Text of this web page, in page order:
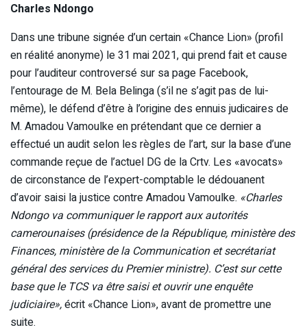
Charles Ndongo
Dans une tribune signée d’un certain «Chance Lion» (profil
en réalité anonyme) le 31 mai 2021, qui prend fait et cause
pour l’auditeur controversé sur sa page Facebook,
l’entourage de M. Bela Belinga (s’il ne s’agit pas de lui-
même), le défend d’être à l’origine des ennuis judicaires de
M. Amadou Vamoulke en prétendant que ce dernier a
effectué un audit selon les règles de l’art, sur la base d’une
commande reçue de l’actuel DG de la Crtv. Les «avocats»
de circonstance de l’expert-comptable le dédouanent
d’avoir saisi la justice contre Amadou Vamoulke. «Charles
Ndongo va communiquer le rapport aux autorités
camerounaises (présidence de la République, ministère des
Finances, ministère de la Communication et secrétariat
général des services du Premier ministre). C’est sur cette
base que le TCS va être saisi et ouvrir une enquête
judiciaire»,écrit «Chance Lion», avant de promettre une
suite.